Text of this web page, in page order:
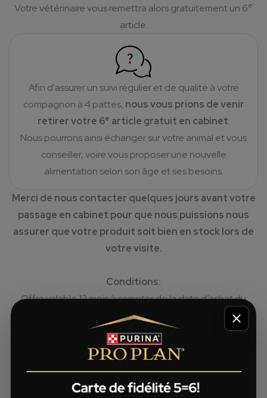
Votre vétérinaire vous remettra alors gratuitement un 6e
article.
Afin d'assurer un suivi régulier et de qualité à votre
compagnon à 4 pattes, nous vous prions de venir
retirer votre 6e article gratuit en cabinet.
Nous pourrons ainsi échanger sur votre animal et vous
conseiller, voire vous proposer une nouvelle
alimentation selon son âge et ses besoins.
Merci de nous contacter quelques jours avant votre
passage en cabinet pour que nous puissions nous
assurer que votre produit soit bien en stock lors de
votre visite.
Conditions:
Offre valable 12 mois à compter de la date d’achat du
premier des 5 articles.
Les 5 produits achetés doivent être identiques (même
nom, même goût, même format).
Plan .